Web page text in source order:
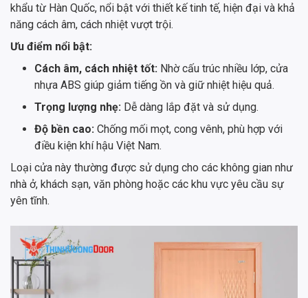
khẩu từ Hàn Quốc, nổi bật với thiết kế tinh tế, hiện đại và khả
năng cách âm, cách nhiệt vượt trội.
Ưu điểm nổi bật:
Cách âm, cách nhiệt tốt: Nhờ cấu trúc nhiều lớp, cửa
nhựa ABS giúp giảm tiếng ồn và giữ nhiệt hiệu quả.
Trọng lượng nhẹ: Dễ dàng lắp đặt và sử dụng.
Độ bền cao: Chống mối mọt, cong vênh, phù hợp với
điều kiện khí hậu Việt Nam.
Loại cửa này thường được sử dụng cho các không gian như
nhà ở, khách sạn, văn phòng hoặc các khu vực yêu cầu sự
yên tĩnh.